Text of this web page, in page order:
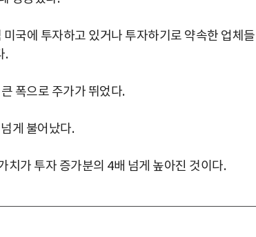
국에 투자하고 있거나 투자하기로 약속한 업체
.
폭으로 주가가 뛰었다.
게 불어났다.
치가 투자 증가분의 4배 넘게 높아진 것이다.